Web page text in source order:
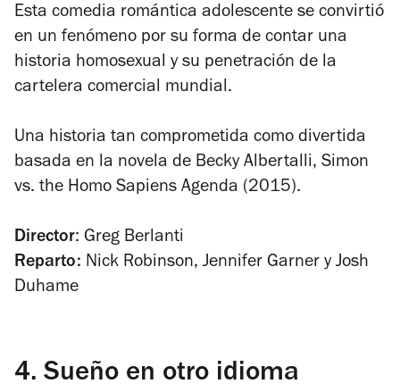
Esta comedia romántica adolescente se convirtió
en un fenómeno por su forma de contar una
historia homosexual y su penetración de la
cartelera comercial mundial.
Una historia tan comprometida como divertida
basada en la novela de Becky Albertalli, Simon
vs. the Homo Sapiens Agenda (2015).
Director: Greg Berlanti
Reparto: Nick Robinson, Jennifer Garner y Josh
Duhame
4. Sueño en otro idioma